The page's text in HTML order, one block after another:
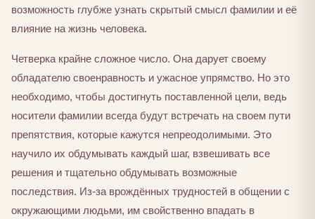
возможность глубже узнать скрытый смысл фамилии и её
влияние на жизнь человека.
Четверка крайне сложное число. Она дарует своему
обладателю своенравность и ужасное упрямство. Но это
необходимо, чтобы достигнуть поставленной цели, ведь
носители фамилии всегда будут встречать на своем пути
препятствия, которые кажутся непреодолимыми. Это
научило их обдумывать каждый шаг, взвешивать все
решения и тщательно обдумывать возможные
последствия. Из-за врождённых трудностей в общении с
окружающими людьми, им свойственно впадать в